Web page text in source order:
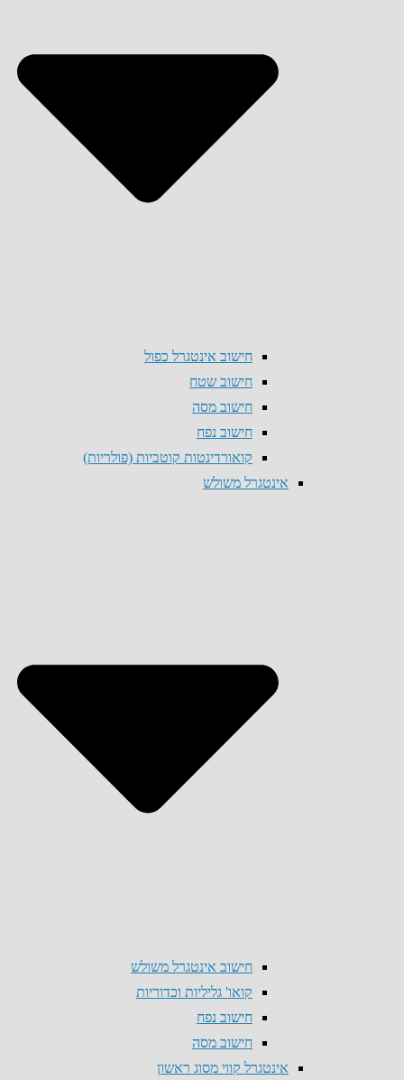
חישוב אינטגרל כפול
חישוב שטח
חישוב מסה
חישוב נפח
קואורדינטות קוטביות (פולריות)
אינטגרל משולש
חישוב אינטגרל משולש
קואו' גליליות וכדוריות
חישוב נפח
חישוב מסה
אינטגרל קווי מסוג ראשון